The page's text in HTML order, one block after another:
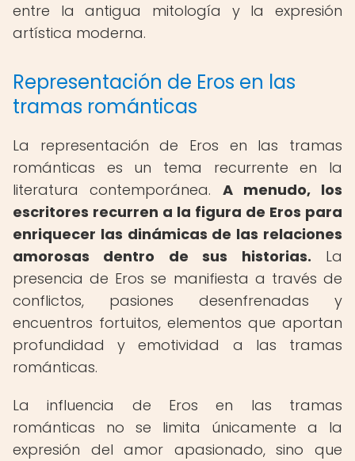
entre la antigua mitología y la expresión
artística moderna.
Representación de Eros en las
tramas románticas
La representación de Eros en las tramas
románticas es un tema recurrente en la
literatura contemporánea. A menudo, los
escritores recurren a la figura de Eros para
enriquecer las dinámicas de las relaciones
amorosas dentro de sus historias. La
presencia de Eros se manifiesta a través de
conflictos, pasiones desenfrenadas y
encuentros fortuitos, elementos que aportan
profundidad y emotividad a las tramas
románticas.
La influencia de Eros en las tramas
románticas no se limita únicamente a la
expresión del amor apasionado, sino que